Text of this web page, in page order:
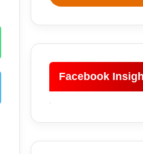
Facebook